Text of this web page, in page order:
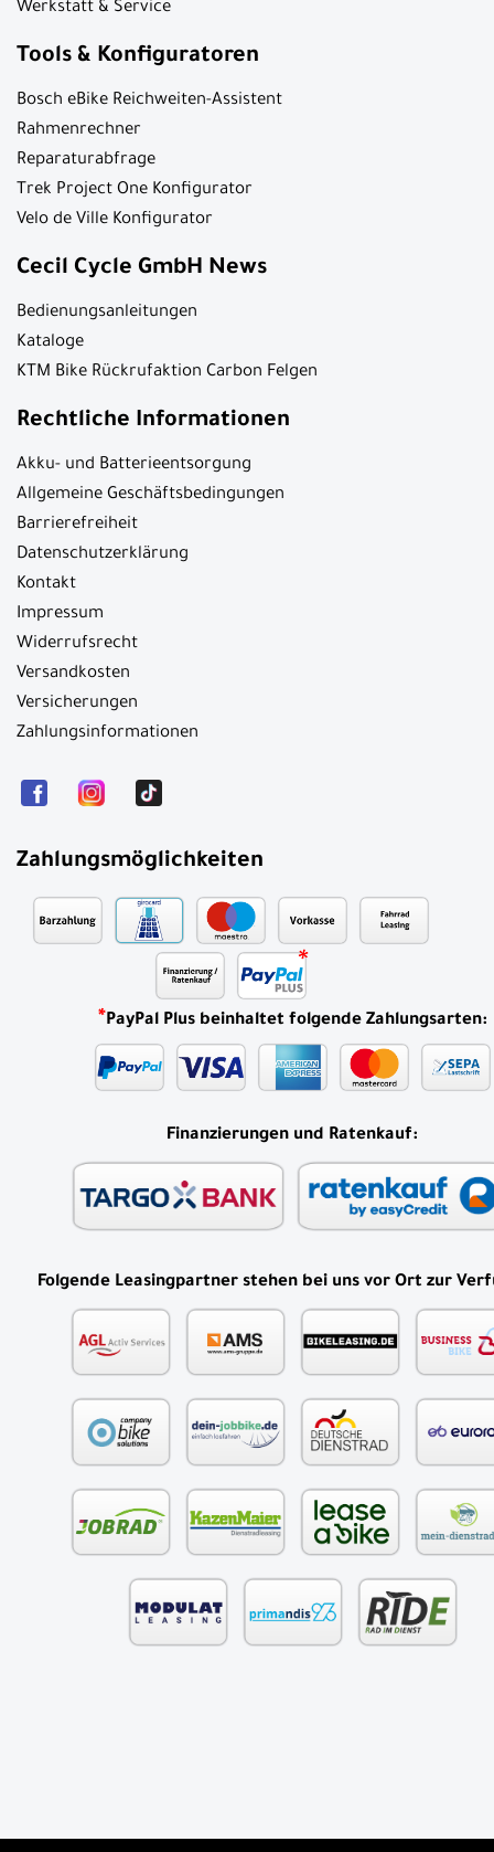
Werkstatt & Service
Tools & Konfiguratoren
Bosch eBike Reichweiten-Assistent
Rahmenrechner
Reparaturabfrage
Trek Project One Konfigurator
Velo de Ville Konfigurator
Cecil Cycle GmbH News
Bedienungsanleitungen
Kataloge
KTM Bike Rückrufaktion Carbon Felgen
Rechtliche Informationen
Akku- und Batterieentsorgung
Allgemeine Geschäftsbedingungen
Barrierefreiheit
Datenschutzerklärung
Kontakt
Impressum
Widerrufsrecht
Versandkosten
Versicherungen
Zahlungsinformationen
Zahlungsmöglichkeiten
*PayPal Plus beinhaltet folgende Zahlungsarten:
Finanzierungen und Ratenkauf:
Folgende Leasingpartner stehen bei uns vor Ort zur